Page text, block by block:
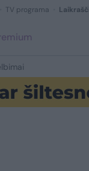
TV programa